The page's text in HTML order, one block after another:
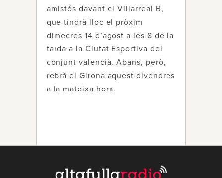
amistós davant el Villarreal B,
que tindrà lloc el pròxim
dimecres 14 d’agost a les 8 de la
tarda a la Ciutat Esportiva del
conjunt valencià. Abans, però,
rebrà el Girona aquest divendres
a la mateixa hora.